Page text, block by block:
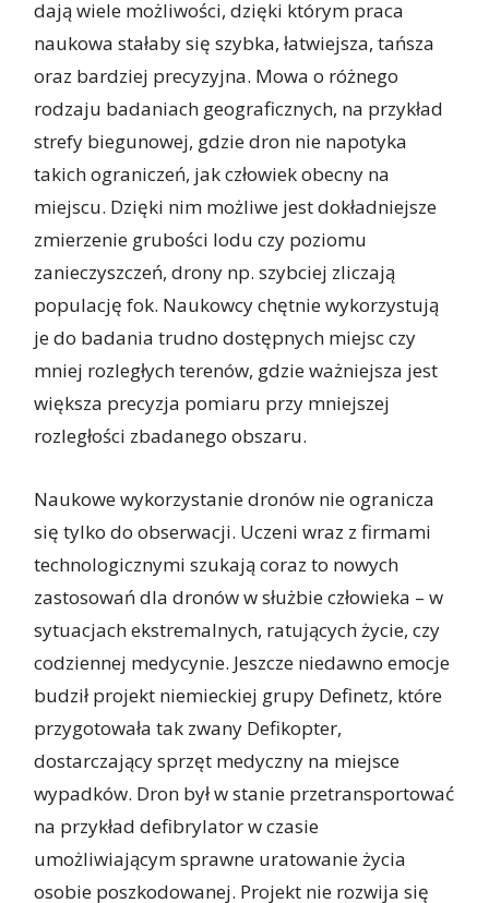
dają wiele możliwości, dzięki którym praca
naukowa stałaby się szybka, łatwiejsza, tańsza
oraz bardziej precyzyjna. Mowa o różnego
rodzaju badaniach geograficznych, na przykład
strefy biegunowej, gdzie dron nie napotyka
takich ograniczeń, jak człowiek obecny na
miejscu. Dzięki nim możliwe jest dokładniejsze
zmierzenie grubości lodu czy poziomu
zanieczyszczeń, drony np. szybciej zliczają
populację fok. Naukowcy chętnie wykorzystują
je do badania trudno dostępnych miejsc czy
mniej rozległych terenów, gdzie ważniejsza jest
większa precyzja pomiaru przy mniejszej
rozległości zbadanego obszaru.
Naukowe wykorzystanie dronów nie ogranicza
się tylko do obserwacji. Uczeni wraz z firmami
technologicznymi szukają coraz to nowych
zastosowań dla dronów w służbie człowieka – w
sytuacjach ekstremalnych, ratujących życie, czy
codziennej medycynie. Jeszcze niedawno emocje
budził projekt niemieckiej grupy Definetz, które
przygotowała tak zwany Defikopter,
dostarczający sprzęt medyczny na miejsce
wypadków. Dron był w stanie przetransportować
na przykład defibrylator w czasie
umożliwiającym sprawne uratowanie życia
osobie poszkodowanej. Projekt nie rozwija się